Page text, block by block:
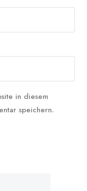
in diesem
speichern.